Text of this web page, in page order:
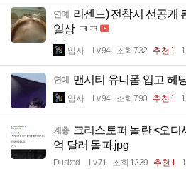
연예
리센느) 전참시 선공개
일상 ㅋㅋ
입사 Lv.94 조회 732 추천 1
연예 맨시티 유니폼 입고 헤
입사 Lv.94 조회 790 추천 1
계층 크리스토퍼 놀란 <오디
억 달러 돌파.jpg
Dusked Lv.71 조회 1239 추천 1